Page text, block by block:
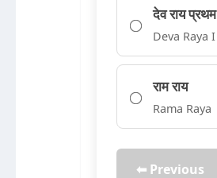
देव राय प्रथम
Deva Raya I
राम राय
Rama Raya
⬅ Previous